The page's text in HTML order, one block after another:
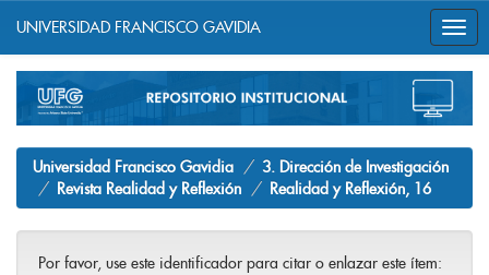
navigation
UNIVERSIDAD FRANCISCO GAVIDIA
Universidad Francisco Gavidia
3. Dirección de Investigación
Revista Realidad y Reflexión
Realidad y Reflexión, 16
Por favor, use este identificador para citar o enlazar este ítem: